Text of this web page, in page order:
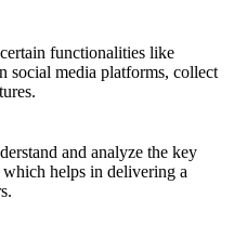
functionalities like
social media platforms, collect
and analyze the key
helps in delivering a